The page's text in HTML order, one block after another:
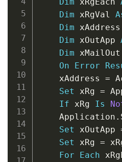
Dim xRgVal
Dim xAddress
Dim xOutApp
Dim xMailOut
On
Error
    xAddress
=
Set xRg =
If xRg Is
    Application
.
Set xOutApp
Set xRg =
For
Each